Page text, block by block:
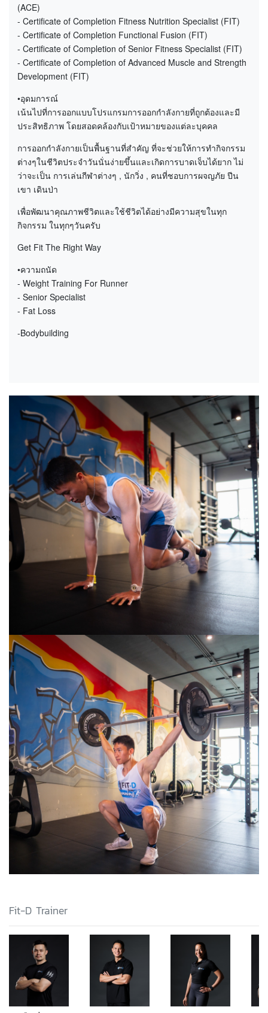
(ACE)
- Certificate of Completion Fitness Nutrition Specialist (FIT)
- Certificate of Completion Functional Fusion (FIT)
- Certificate of Completion of Senior Fitness Specialist (FIT)
- Certificate of Completion of Advanced Muscle and Strength
Development (FIT)
•อุดมการณ์
เน้นไปที่การออกแบบโปรแกรมการออกกำลังกายที่ถูกต้องและมี
ประสิทธิภาพ โดยสอดคล้องกับเป้าหมายของแต่ละบุคคล
การออกกำลังกายเป็นพื้นฐานที่สำคัญ ที่จะช่วยให้การทำกิจกรรม
ต่างๆในชีวิตประจำวันนั่นง่ายขึ้นและเกิดการบาดเจ็บได้ยาก ไม่
ว่าจะเป็น การเล่นกีฬาต่างๆ , นักวิ่ง , คนที่ชอบการผจญภัย ปีน
เขา เดินป่า
เพื่อพัฒนาคุณภาพชีวิตและใช้ชีวิตได้อย่างมีความสุขในทุก
กิจกรรม ในทุกๆวันครับ
Get Fit The Right Way
•ความถนัด
- Weight Training For Runner
- Senior Specialist
- Fat Loss
-Bodybuilding
Fit-D Trainer